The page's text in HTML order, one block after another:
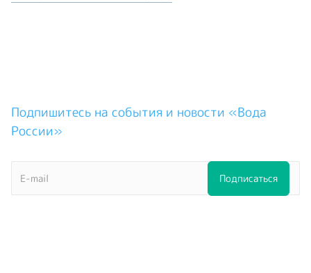
Подпишитесь на события и новости «Вода
России»